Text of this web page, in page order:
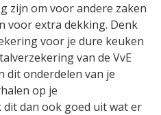
zijn om voor andere zaken
voor extra dekking. Denk
voor je dure keuken
van de VvE
dit onderdelen van je
op je
dan ook goed uit wat er